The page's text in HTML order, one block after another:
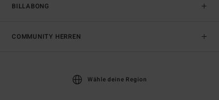
BILLABONG
COMMUNITY HERREN
Wähle deine Region